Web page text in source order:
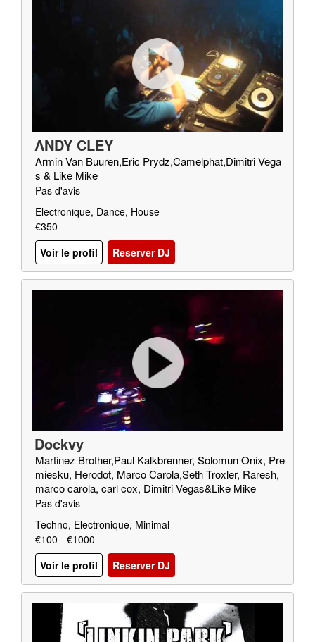
ΛNDY CLEY
Armin Van Buuren,Eric Prydz,Camelphat,Dimitri Vega
s & Like Mike
Pas d'avis
Electronique, Dance, House
€350
Voir le profil
Reserver DJ
Dockvy
Martinez Brother,Paul Kalkbrenner, Solomun Onix, Pre
miesku, Herodot, Marco Carola,Seth Troxler, Raresh,
marco carola, carl cox, Dimitri Vegas&Like Mike
Pas d'avis
Techno, Electronique, Minimal
€100 - €1000
Voir le profil
Reserver DJ